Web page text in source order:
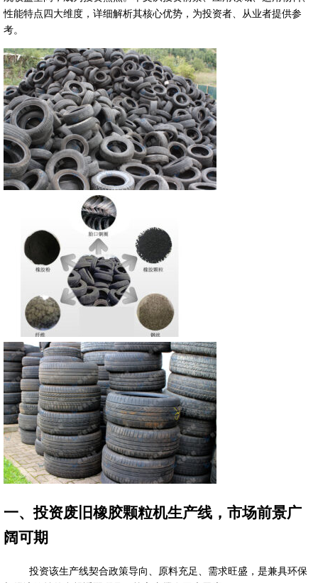
性能特点四大维度，详细解析其核心优势，为投资者、从业者提供参
考。
一、投资废旧橡胶颗粒机生产线，市场前景广
阔可期
投资该生产线契合政策导向、原料充足、需求旺盛，是兼具环保